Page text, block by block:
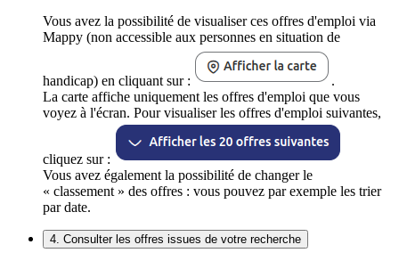
Vous avez la possibilité de visualiser ces offres d'emploi via
Mappy (non accessible aux personnes en situation de
handicap) en cliquant sur :
.
La carte affiche uniquement les offres d'emploi que vous
voyez à l'écran. Pour visualiser les offres d'emploi suivantes,
cliquez sur :
Vous avez également la possibilité de changer le
« classement » des offres : vous pouvez par exemple les trier
par date.
4. Consulter les offres issues de votre recherche